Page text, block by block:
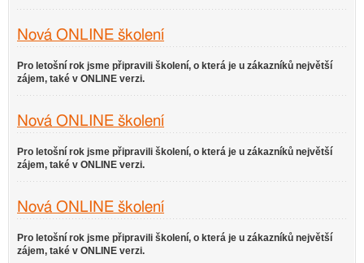
Nová ONLINE školení
Pro letošní rok jsme připravili školení, o která je u zákazníků největší
zájem, také v ONLINE verzi.
Nová ONLINE školení
Pro letošní rok jsme připravili školení, o která je u zákazníků největší
zájem, také v ONLINE verzi.
Nová ONLINE školení
Pro letošní rok jsme připravili školení, o která je u zákazníků největší
zájem, také v ONLINE verzi.